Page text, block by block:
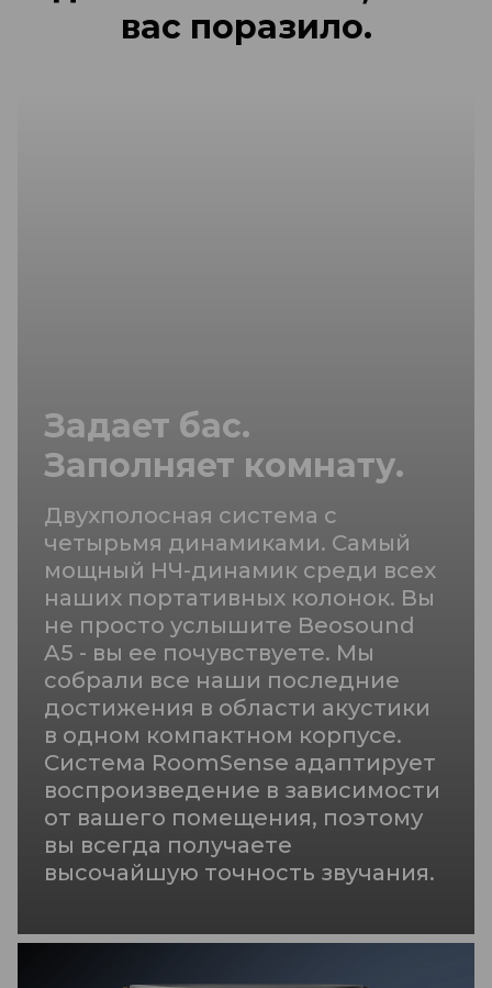
вас поразило.
Задает бас.
Заполняет комнату.
Двухполосная система с
четырьмя динамиками. Самый
мощный НЧ-динамик среди всех
наших портативных колонок. Вы
не просто услышите Beosound
A5 - вы ее почувствуете. Мы
собрали все наши последние
достижения в области акустики
в одном компактном корпусе.
Система RoomSense адаптирует
воспроизведение в зависимости
от вашего помещения, поэтому
вы всегда получаете
высочайшую точность звучания.